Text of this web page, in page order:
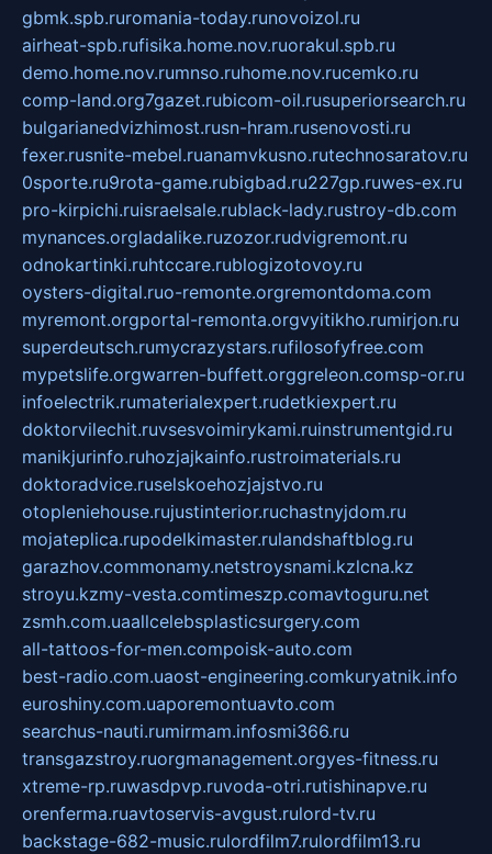
gbmk.spb.ruromania-today.runovoizol.ru
airheat-spb.rufisika.home.nov.ruorakul.spb.ru
demo.home.nov.rumnso.ruhome.nov.rucemko.ru
comp-land.org7gazet.rubicom-oil.rusuperiorsearch.ru
bulgarianedvizhimost.rusn-hram.rusenovosti.ru
fexer.rusnite-mebel.ruanamvkusno.rutechnosaratov.ru
0sporte.ru9rota-game.rubigbad.ru227gp.ruwes-ex.ru
pro-kirpichi.ruisraelsale.rublack-lady.rustroy-db.com
mynances.orgladalike.ruzozor.rudvigremont.ru
odnokartinki.ruhtccare.rublogizotovoy.ru
oysters-digital.ruo-remonte.orgremontdoma.com
myremont.orgportal-remonta.orgvyitikho.rumirjon.ru
superdeutsch.rumycrazystars.rufilosofyfree.com
mypetslife.orgwarren-buffett.orggreleon.comsp-or.ru
infoelectrik.rumaterialexpert.rudetkiexpert.ru
doktorvilechit.ruvsesvoimirykami.ruinstrumentgid.ru
manikjurinfo.ruhozjajkainfo.rustroimaterials.ru
doktoradvice.ruselskoehozjajstvo.ru
otopleniehouse.rujustinterior.ruchastnyjdom.ru
mojateplica.rupodelkimaster.rulandshaftblog.ru
garazhov.commonamy.netstroysnami.kzlcna.kz
stroyu.kzmy-vesta.comtimeszp.comavtoguru.net
zsmh.com.uaallcelebsplasticsurgery.com
all-tattoos-for-men.compoisk-auto.com
best-radio.com.uaost-engineering.comkuryatnik.info
euroshiny.com.uaporemontuavto.com
searchus-nauti.rumirmam.infosmi366.ru
transgazstroy.ruorgmanagement.orgyes-fitness.ru
xtreme-rp.ruwasdpvp.ruvoda-otri.rutishinapve.ru
orenferma.ruavtoservis-avgust.rulord-tv.ru
backstage-682-music.rulordfilm7.rulordfilm13.ru